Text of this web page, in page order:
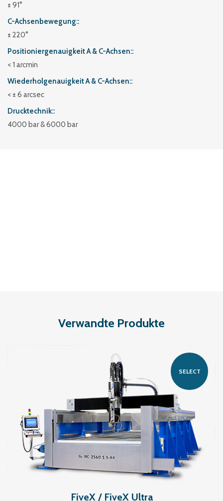
± 91°
C-Achsenbewegung:
± 220°
Positioniergenauigkeit A & C-Achsen:
< 1 arcmin
Wiederholgenauigkeit A & C-Achsen:
< ± 6 arcsec
Drucktechnik:
4000 bar & 6000 bar
Verwandte Produkte
SELECT
FiveX / FiveX Ultra